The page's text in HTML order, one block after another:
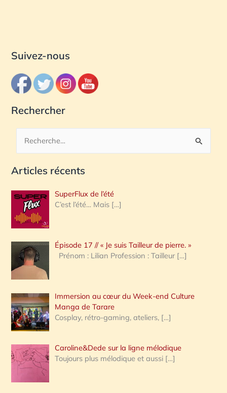
Suivez-nous
Rechercher
c
e
r
c
h
e
:
Articles récents
SuperFlux de l’été
C’est l’été… Mais […]
Épisode 17 // « Je suis Tailleur de pierre. »
Prénom : Lilian Profession : Tailleur […]
Immersion au cœur du Week-end Culture
Manga de Tarare
Cosplay, rétro-gaming, ateliers, […]
Caroline&Dede sur la ligne mélodique
Toujours plus mélodique et aussi […]